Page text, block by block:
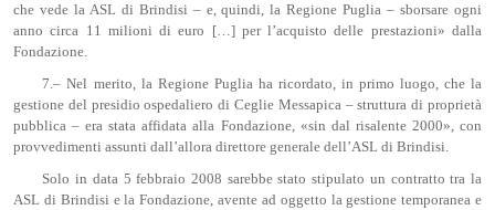
che vede la ASL di Brindisi – e, quindi, la Regione Puglia – sborsare ogni
anno circa 11 milioni di euro […] per l’acquisto delle prestazioni» dalla
Fondazione.
7.– Nel merito, la Regione Puglia ha ricordato, in primo luogo, che la
gestione del presidio ospedaliero di Ceglie Messapica – struttura di proprietà
pubblica – era stata affidata alla Fondazione, «sin dal risalente 2000», con
provvedimenti assunti dall’allora direttore generale dell’ASL di Brindisi.
Solo in data 5 febbraio 2008 sarebbe stato stipulato un contratto tra la
ASL di Brindisi e la Fondazione, avente ad oggetto la gestione temporanea e